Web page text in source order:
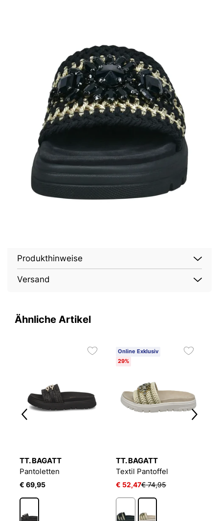
Produkthinweise
Versand
Ähnliche Artikel
TT. BAGATT
Pantoletten
€ 69,95
Online Exklusiv
29%
TT. BAGATT
Textil Pantoffel
€ 52,47€ 74,95